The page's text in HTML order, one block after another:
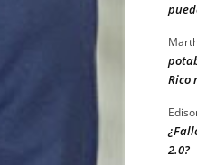
Rico
2.0?